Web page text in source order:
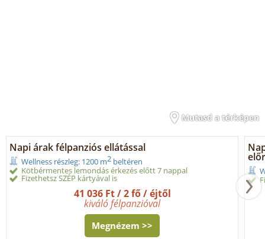
Mutasd a térképen
Napi árak félpanziós ellátással
Wellness részleg: 1200 m2 beltéren
Kötbérmentes lemondás érkezés előtt 7 nappal
Fizethetsz SZÉP kártyával is
41 036 Ft / 2 fő / éjtől
kiváló félpanzióval
Megnézem >>